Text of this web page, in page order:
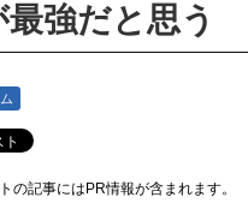
最強だと思う
の記事にはPR情報が含まれます。